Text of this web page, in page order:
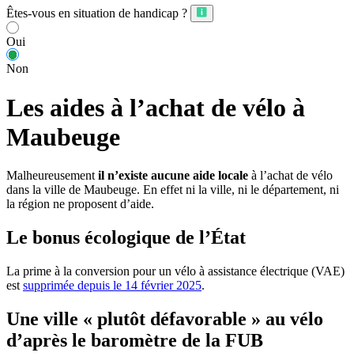
Êtes-vous en situation de handicap ?
Oui
Non
Les aides à l’achat de vélo à
Maubeuge
Malheureusement il n’existe aucune aide locale à l’achat de vélo
dans la ville de Maubeuge. En effet ni la ville, ni le département, ni
la région ne proposent d’aide.
Le bonus écologique de l’État
La prime à la conversion pour un vélo à assistance électrique (VAE)
est supprimée depuis le 14 février 2025.
Une ville « plutôt défavorable » au vélo
d’après le baromètre de la FUB